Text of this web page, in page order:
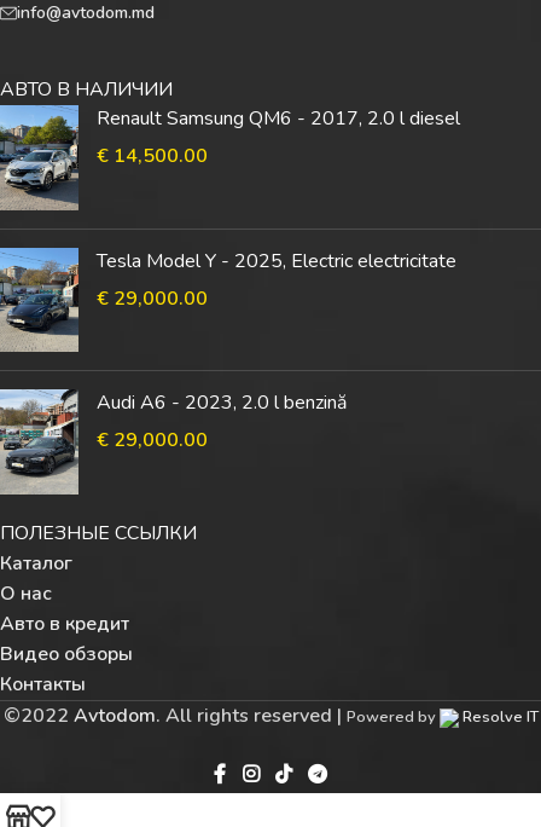
info@avtodom.md
АВТО В НАЛИЧИИ
Renault Samsung QM6 - 2017, 2.0 l diesel
€ 14,500.00
Tesla Model Y - 2025, Electric electricitate
€ 29,000.00
Audi A6 - 2023, 2.0 l benzină
€ 29,000.00
ПОЛЕЗНЫЕ ССЫЛКИ
Каталог
О нас
Авто в кредит
Видео обзоры
Контакты
©2022 Avtodom. All rights reserved | Powered by Resolve IT